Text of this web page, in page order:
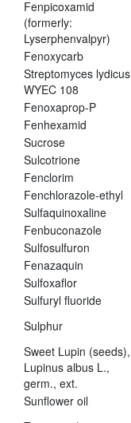
Fenpicoxamid
(formerly:
Lyserphenvalpyr)
Fenoxycarb
Streptomyces lydicus
WYEC 108
Fenoxaprop-P
Fenhexamid
Sucrose
Sulcotrione
Fenclorim
Fenchlorazole-ethyl
Sulfaquinoxaline
Fenbuconazole
Sulfosulfuron
Fenazaquin
Sulfoxaflor
Sulfuryl fluoride
Sulphur
Sweet Lupin (seeds),
Lupinus albus L.,
germ., ext.
Sunflower oil